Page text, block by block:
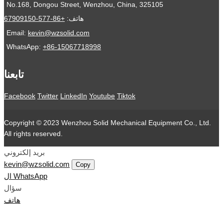
No.168, Dongou Street, Wenzhou, China, 325105
هاتف: +86-577-67909150
Email: kevin@wzsolid.com
WhatsApp: +86-15067718998
تابعنا
Facebook Twitter LinkedIn Youtube Tiktok
Copyright © 2023 Wenzhou Solid Mechanical Equipment Co., Ltd.
All rights reserved.
بريد إلكتروني
kevin@wzsolid.com
Copy
ال WhatsApp
سؤال
هاتف